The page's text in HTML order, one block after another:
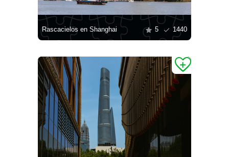
Rascacielos en Shanghai 5 1440